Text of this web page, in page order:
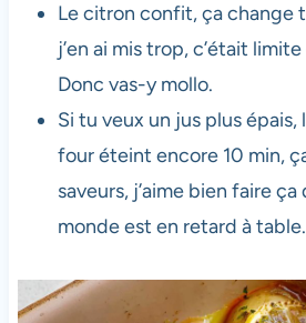
Le citron confit, ça change
j’en ai mis trop, c’était
Donc vas-y mollo.
Si tu veux un jus plus épais,
four éteint encore 10 min,
saveurs, j’aime bien faire
monde est en retard à table.